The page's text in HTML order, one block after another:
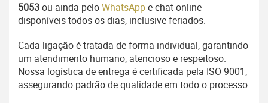
5053ou ainda peloWhatsAppe chat online
disponíveis todos os dias, inclusive feriados.
Cada ligação é tratada de forma individual, garantindo
um atendimento humano, atencioso e respeitoso.
Nossa logística de entrega é certificada pela ISO 9001,
assegurando padrão de qualidade em todo o processo.